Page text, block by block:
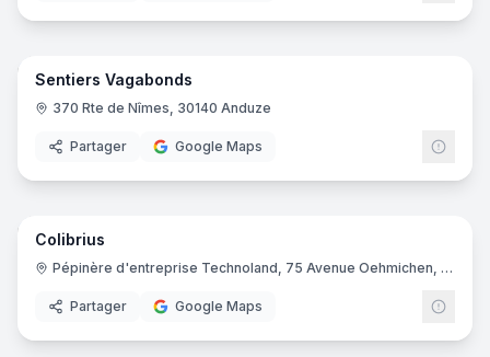
6
Sentiers Vagabonds
370 Rte de Nîmes, 30140 Anduze
Partager Google Maps
9
Colibrius
Pépinère d'entreprise Technoland, 75 Avenue Oehmichen, 25460 Étupes
Partager Google Maps
5